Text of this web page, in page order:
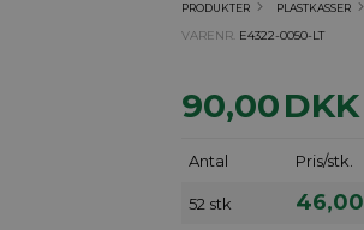
PRODUKTER PLASTKASSER
VARENR. E4322-0050-LT
90,00DKK
Antal Pris/stk.
52 stk 46,00